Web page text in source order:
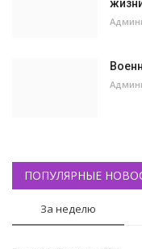
ПОПУЛЯРНЫЕ
За неделю